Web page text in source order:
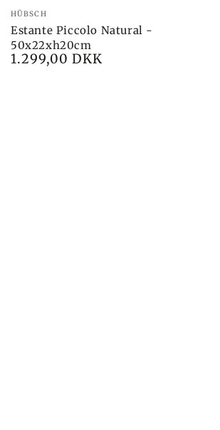
Marca:
HÜBSCH
Estante Piccolo Natural -
50x22xh20cm
Preço
1.299,00 DKK